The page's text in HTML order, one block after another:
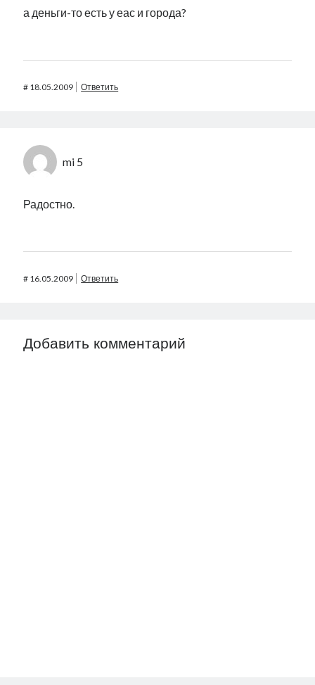
а деньги-то есть у еас и города?
# 18.05.2009 Ответить
mi 5
Радостно.
# 16.05.2009 Ответить
Добавить комментарий